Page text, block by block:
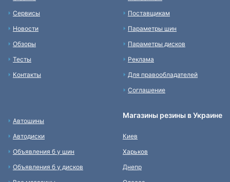
Сервисы
Новости
Обзоры
Тесты
Контакты
Поставщикам
Параметры шин
Параметры дисков
Реклама
Для правообладателей
Соглашение
Автошины
Автодиски
Объявления б у шин
Объявления б у дисков
Магазины резины в Украине
Киев
Харьков
Днепр